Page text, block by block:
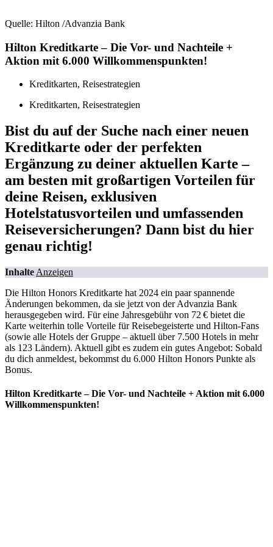
Quelle: Hilton /Advanzia Bank
Hilton Kreditkarte – Die Vor- und Nachteile +
Aktion mit 6.000 Willkommenspunkten!
Kreditkarten, Reisestrategien
Kreditkarten, Reisestrategien
Bist du auf der Suche nach einer neuen
Kreditkarte oder der perfekten
Ergänzung zu deiner aktuellen Karte –
am besten mit großartigen Vorteilen für
deine Reisen, exklusiven
Hotelstatusvorteilen und umfassenden
Reiseversicherungen? Dann bist du hier
genau richtig!
Inhalte Anzeigen
Die Hilton Honors Kreditkarte hat 2024 ein paar spannende
Änderungen bekommen, da sie jetzt von der Advanzia Bank
herausgegeben wird. Für eine Jahresgebühr von 72 € bietet die
Karte weiterhin tolle Vorteile für Reisebegeisterte und Hilton-Fans
(sowie alle Hotels der Gruppe – aktuell über 7.500 Hotels in mehr
als 123 Ländern). Aktuell gibt es zudem ein gutes Angebot: Sobald
du dich anmeldest, bekommst du 6.000 Hilton Honors Punkte als
Bonus.
Hilton Kreditkarte – Die Vor- und Nachteile + Aktion mit 6.000
Willkommenspunkten!